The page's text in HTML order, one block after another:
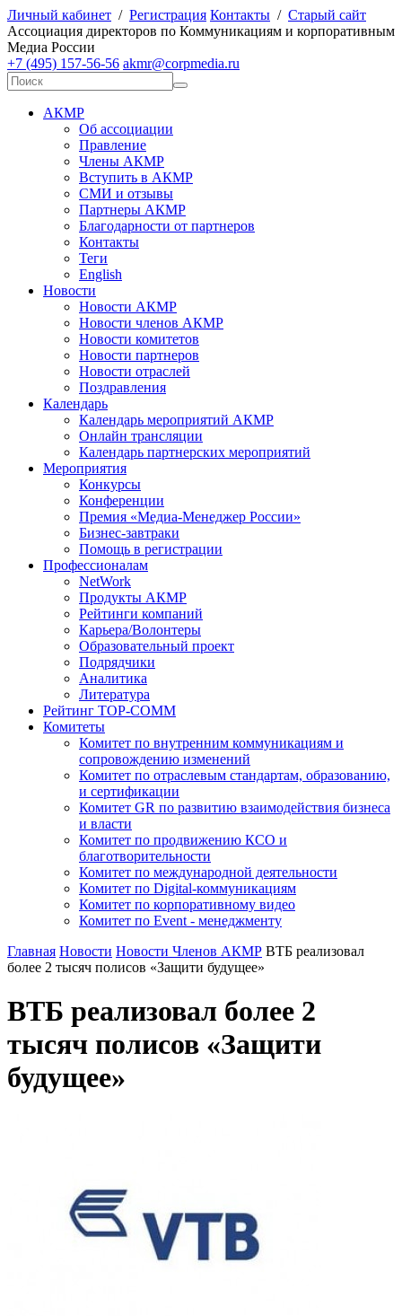
Личный кабинет / Регистрация Контакты / Старый сайт
Ассоциация директоров по Коммуникациям и корпоративным
Медиа России
+7 (495) 157-56-56 akmr@corpmedia.ru
АКМР
Об ассоциации
Правление
Члены АКМР
Вступить в АКМР
СМИ и отзывы
Партнеры АКМР
Благодарности от партнеров
Контакты
Теги
English
Новости
Новости АКМР
Новости членов АКМР
Новости комитетов
Новости партнеров
Новости отраслей
Поздравления
Календарь
Календарь мероприятий АКМР
Онлайн трансляции
Календарь партнерских мероприятий
Мероприятия
Конкурсы
Конференции
Премия «Медиа-Менеджер России»
Бизнес-завтраки
Помощь в регистрации
Профессионалам
NetWork
Продукты АКМР
Рейтинги компаний
Карьера/Волонтеры
Образовательный проект
Подрядчики
Аналитика
Литература
Рейтинг TOP-COMM
Комитеты
Комитет по внутренним коммуникациям и
сопровождению изменений
Комитет по отраслевым стандартам, образованию,
и сертификации
Комитет GR по развитию взаимодействия бизнеса
и власти
Комитет по продвижению КСО и
благотворительности
Комитет по международной деятельности
Комитет по Digital-коммуникациям
Комитет по корпоративному видео
Комитет по Event - менеджменту
Главная Новости Новости Членов АКМР ВТБ реализовал
более 2 тысяч полисов «Защити будущее»
ВТБ реализовал более 2
тысяч полисов «Защити
будущее»